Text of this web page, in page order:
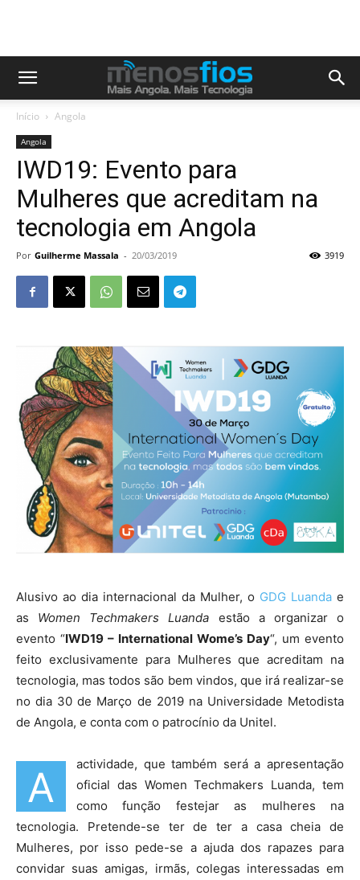
Início Angola
Angola
IWD19: Evento para
Mulheres que acreditam na
tecnologia em Angola
Por Guilherme Massala - 20/03/2019 3919
Alusivo ao dia internacional da Mulher, o GDG Luanda e
as Women Techmakers Luanda estão a organizar o
evento “IWD19 – International Wome’s Day“, um evento
feito exclusivamente para Mulheres que acreditam na
tecnologia, mas todos são bem vindos, que irá realizar-se
no dia 30 de Março de 2019 na Universidade Metodista
de Angola, e conta com o patrocínio da Unitel.
A
actividade, que também será a apresentação
oficial das Women Techmakers Luanda, tem
como função festejar as mulheres na
tecnologia. Pretende-se ter de ter a casa cheia de
Mulheres, por isso pede-se a ajuda dos rapazes para
convidar suas amigas, irmãs, colegas interessadas em